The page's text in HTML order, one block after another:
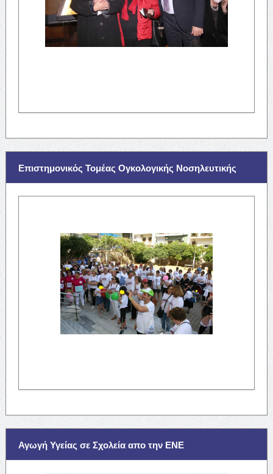
Επιστημονικός Τομέας Ογκολογικής Νοσηλευτικής
Αγωγή Υγείας σε Σχολεία απο την ΕΝΕ